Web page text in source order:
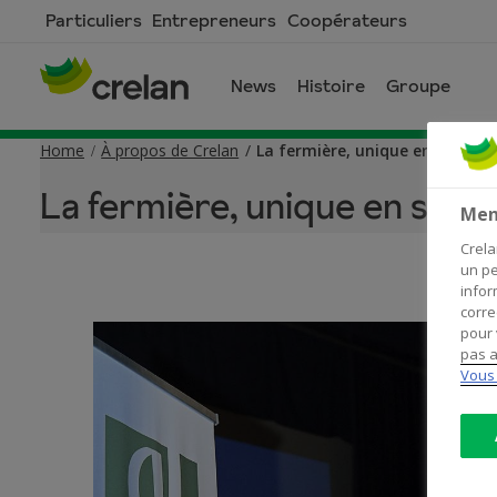
main
content
Particuliers Entrepreneurs Coopérateurs
News Histoire Groupe
Home À propos de Crelan La fermière, unique en son
La fermière, unique en son
un
pour
pas